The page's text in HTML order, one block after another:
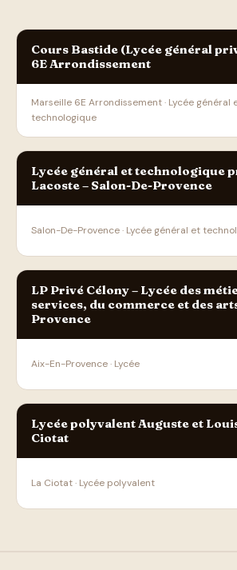
Cours Bastide (Lycée général
6E Arrondissement
Marseille 6E Arrondissement · Lycée général
technologique
Lycée général et technologique
Lacoste – Salon-De-Provence
Salon-De-Provence · Lycée général et
LP Privé Célony – Lycée des
services, du commerce et des
Provence
Aix-En-Provence · Lycée
Lycée polyvalent Auguste et
Ciotat
La Ciotat · Lycée polyvalent